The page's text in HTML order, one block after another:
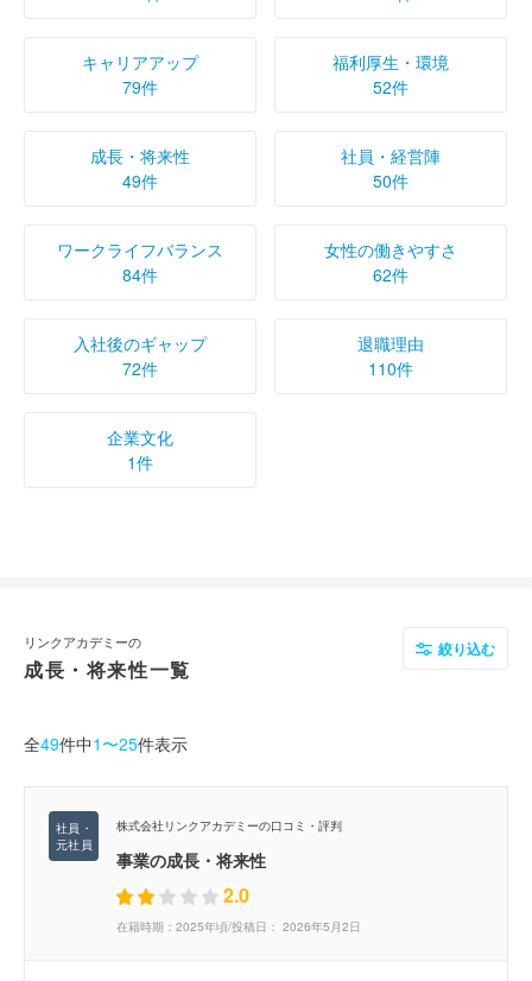
キャリアアップ
79件
福利厚生・環境
52件
成長・将来性
49件
社員・経営陣
50件
ワークライフバランス
84件
女性の働きやすさ
62件
入社後のギャップ
72件
退職理由
110件
企業文化
1件
リンクアカデミーの
成長・将来性一覧
絞り込む
全49件中1〜25件表示
株式会社リンクアカデミーの口コミ・評判
事業の成長・将来性
2.0
在籍時期：2025年頃/投稿日： 2026年5月2日